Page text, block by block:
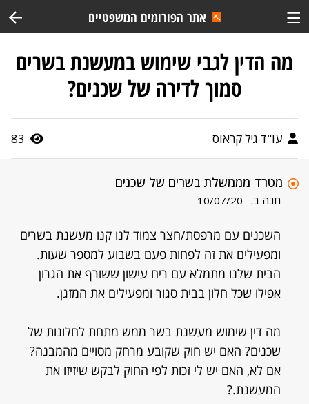
אתר הפורומים המשפטיים
מה הדין לגבי שימוש במעשנת בשרים
סמוך לדירה של שכנים?
עו"ד גיל קראוס 83
מטרד מממשלת בשרים של שכנים
חנה ב. 10/07/20
השכנים עם מרפסת/חצר צמוד לנו קנו מעשנת בשרים
ומפעילים את זה לפחות פעם בשבוע למספר שעות.
הבית שלנו מתמלא עם ריח עישון ששורף את הגרון
אפילו שכל חלון בבית סגור ומפעילים את המזגן.
מה דין שימוש מעשנת בשר ממש מתחת לחלונות של
שכנים? האם יש חוק שקובע מרחק מסויים מהמבנה?
אם לא, האם יש לי זכות לפי החוק לבקש שיזיזו את
המעשנת.?